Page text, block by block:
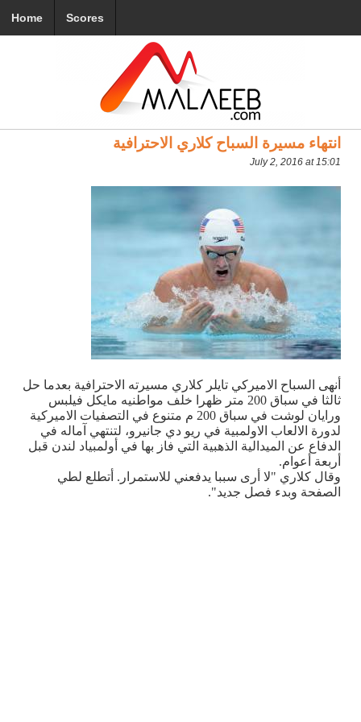
Home Scores
انتهاء مسيرة السباح كلاري الاحترافية
July 2, 2016 at 15:01
أنهى السباح الاميركي تايلر كلاري مسيرته الاحترافية بعدما حل
ثالثا في سباق 200 متر ظهرا خلف مواطنيه مايكل فيلبس
ورايان لوشت في سباق 200 م متنوع في التصفيات الاميركية
لدورة الالعاب الاولمبية في ريو دي جانيرو، لتنتهي آماله في
الدفاع عن الميدالية الذهبية التي فاز بها في أولمبياد لندن قبل
أربعة أعوام.
وقال كلاري "لا أرى سببا يدفعني للاستمرار. أتطلع لطي
الصفحة وبدء فصل جديد".